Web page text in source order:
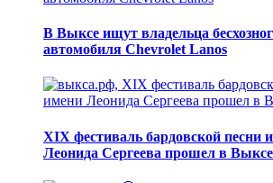
В Выксе ищут владельца
автомобиля Chevrolet Lanos
XIX фестиваль бардовской песни
Леонида Сергеева прошел в Выксе